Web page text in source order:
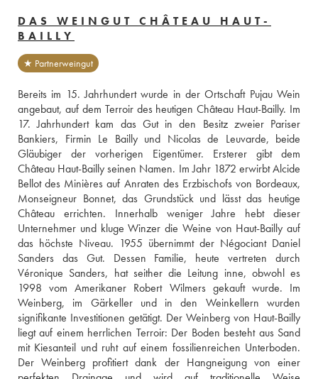
DAS WEINGUT CHÂTEAU HAUT-
BAILLY
★ Partnerweingut
Bereits im 15. Jahrhundert wurde in der Ortschaft Pujau Wein
angebaut, auf dem Terroir des heutigen Château Haut-Bailly. Im
17. Jahrhundert kam das Gut in den Besitz zweier Pariser
Bankiers, Firmin Le Bailly und Nicolas de Leuvarde, beide
Gläubiger der vorherigen Eigentümer. Ersterer gibt dem
Château Haut-Bailly seinen Namen. Im Jahr 1872 erwirbt Alcide
Bellot des Minières auf Anraten des Erzbischofs von Bordeaux,
Monseigneur Bonnet, das Grundstück und lässt das heutige
Château errichten. Innerhalb weniger Jahre hebt dieser
Unternehmer und kluge Winzer die Weine von Haut-Bailly auf
das höchste Niveau. 1955 übernimmt der Négociant Daniel
Sanders das Gut. Dessen Familie, heute vertreten durch
Véronique Sanders, hat seither die Leitung inne, obwohl es
1998 vom Amerikaner Robert Wilmers gekauft wurde. Im
Weinberg, im Gärkeller und in den Weinkellern wurden
signifikante Investitionen getätigt. Der Weinberg von Haut-Bailly
liegt auf einem herrlichen Terroir: Der Boden besteht aus Sand
mit Kiesanteil und ruht auf einem fossilienreichen Unterboden.
Der Weinberg profitiert dank der Hangneigung von einer